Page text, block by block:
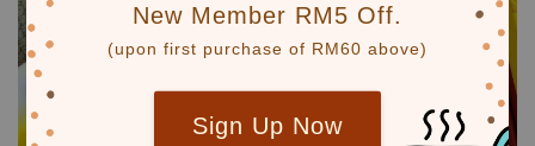
New Member RM5 Off.
(upon first purchase of RM60 above)
Sign Up Now